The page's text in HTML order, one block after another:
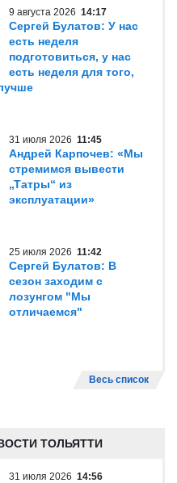
9 августа 2026 14:17
Сергей Булатов: У нас
есть неделя
подготовиться, у нас
есть неделя для того,
31 июля 2026 11:45
Андрей Карпочев: «Мы
стремимся вывести
„Татры“ из
эксплуатации»
25 июля 2026 11:42
Сергей Булатов: В
сезон заходим с
лозунгом "Мы
отличаемся"
Весь список
ТОЛЬЯТТИ
31 июля 2026 14:56